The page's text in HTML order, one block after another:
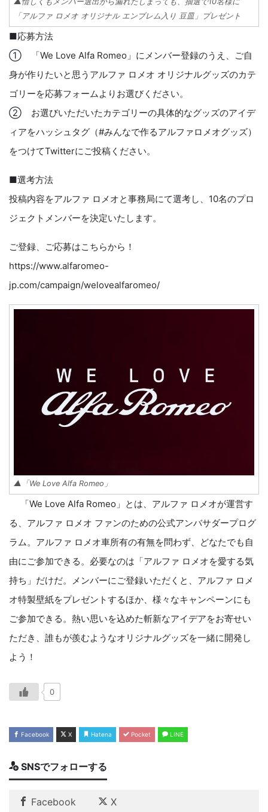
「アルファ ロメオ オリジナル エンブレム入り 豆皿」プレゼント
■応募方法
① 「We Love Alfa Romeo」にメンバー登録のうえ、ご自
身が作りたいと思うアルファ ロメオ オリジナルグッズのカテ
ゴリーを応募フォームよりお選びください。
② お選びいただいたカテゴリーの具体的なグッズのアイデ
ィアをハッシュタグ（#みんなで作るアルファロメオグッズ）
をつけてTwitterにご投稿ください。
■選考方法
投稿内容をアルファ ロメオと事務局にて選考し、10名のプロ
ジェクトメンバーを決定いたします。
ご登録、ご応募はこちらから！
https://www.alfaromeo-
jp.com/campaign/welovealfaromeo/
▲「We Love Alfa Romeo」
「We Love Alfa Romeo」とは、アルファ ロメオが運営す
る、アルファ ロメオ ファンのための公式アンバサダープログ
ラム。アルファ ロメオ車所有の有無を問わず、どなたでも自
由にご参加できる。必要なのは「アルファ ロメオを愛する気
持ち」だけだ。メンバーにご登録いただくと、アルファ ロメ
オ特製壁紙をプレゼントするほか、様々なキャンペーンにも
ご参加できる。熱い思いを込めた斬新なアイデアをお寄せい
ただき、誰もが羨むようなオリジナルグッズを一緒に開発し
よう！
0
Facebook X Hatena Pocket LINE
SNSでフォローする
Facebook X